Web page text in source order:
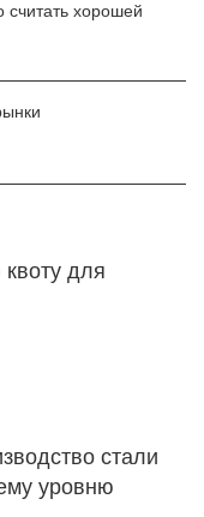
считать хорошей
для
стали
уровню